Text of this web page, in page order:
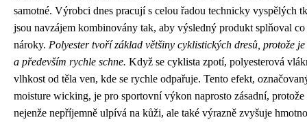
samotné. Výrobci dnes pracují s celou řadou technicky vyspělých
jsou navzájem kombinovány tak, aby výsledný produkt splňoval
nároky. Polyester tvoří základ většiny cyklistických dresů, protože
a především rychle schne. Když se cyklista zpotí, polyesterová
vlhkost od těla ven, kde se rychle odpařuje. Tento efekt,
moisture wicking, je pro sportovní výkon naprosto zásadní,
nejenže nepříjemně ulpívá na kůži, ale také výrazně zvyšuje